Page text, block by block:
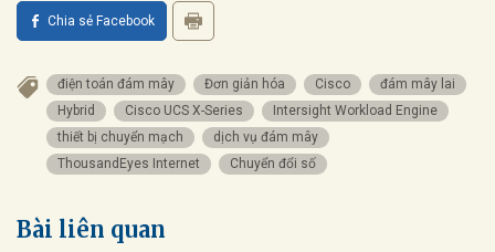
Chia sẻ Facebook
điện toán đám mây Đơn giản hóa Cisco
đám mây lai
Hybrid
Cisco UCS X-Series
Intersight Workload Engine
thiết bị chuyển mạch
dịch vụ đám mây
ThousandEyes Internet
Chuyển đổi số
Bài liên quan